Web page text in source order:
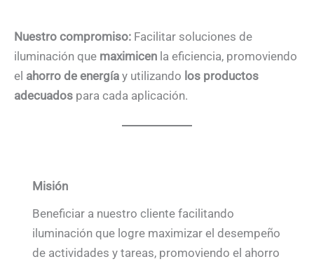
Nuestro compromiso: Facilitar soluciones de
iluminación que maximicen la eficiencia, promoviendo
el ahorro de energía y utilizando los productos
adecuados para cada aplicación.
Misión
Beneficiar a nuestro cliente facilitando
iluminación que logre maximizar el desempeño
de actividades y tareas, promoviendo el ahorro